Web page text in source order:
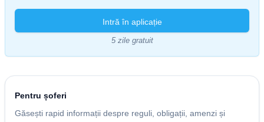
Intră în aplicație
5 zile gratuit
Pentru șoferi
Găsești rapid informații despre reguli, obligații, amenzi și